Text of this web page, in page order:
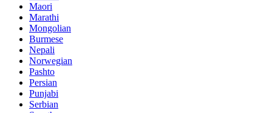
Maori
Marathi
Mongolian
Burmese
Nepali
Norwegian
Pashto
Persian
Punjabi
Serbian